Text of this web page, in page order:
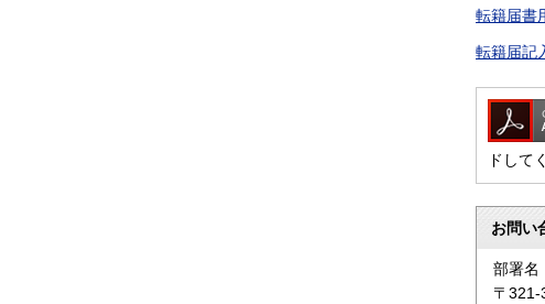
転籍届書
転籍届記
ドして
お問い
部署名
〒321-